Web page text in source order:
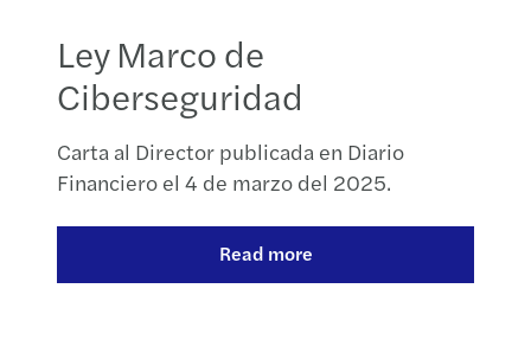
Ley Marco de
Ciberseguridad
Carta al Director publicada en Diario
Financiero el 4 de marzo del 2025.
Read more